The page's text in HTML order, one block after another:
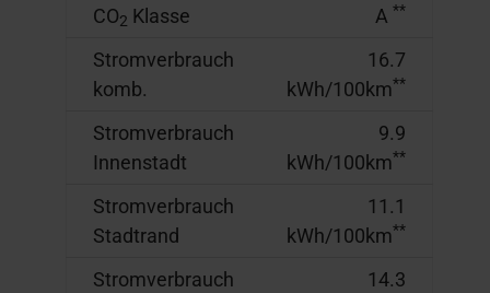
CO2 Klasse A **
Stromverbrauch
komb.
16.7
kWh/100km**
Stromverbrauch
Innenstadt
9.9
kWh/100km**
Stromverbrauch
Stadtrand
11.1
kWh/100km**
Stromverbrauch
14.3